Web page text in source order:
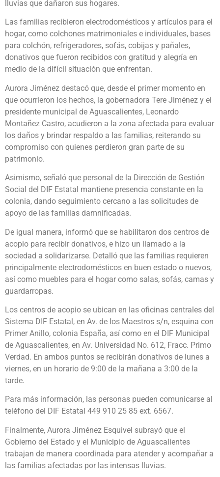
lluvias que dañaron sus hogares.
Las familias recibieron electrodomésticos y artículos para el
hogar, como colchones matrimoniales e individuales, bases
para colchón, refrigeradores, sofás, cobijas y pañales,
donativos que fueron recibidos con gratitud y alegría en
medio de la difícil situación que enfrentan.
Aurora Jiménez destacó que, desde el primer momento en
que ocurrieron los hechos, la gobernadora Tere Jiménez y el
presidente municipal de Aguascalientes, Leonardo
Montañez Castro, acudieron a la zona afectada para evaluar
los daños y brindar respaldo a las familias, reiterando su
compromiso con quienes perdieron gran parte de su
patrimonio.
Asimismo, señaló que personal de la Dirección de Gestión
Social del DIF Estatal mantiene presencia constante en la
colonia, dando seguimiento cercano a las solicitudes de
apoyo de las familias damnificadas.
De igual manera, informó que se habilitaron dos centros de
acopio para recibir donativos, e hizo un llamado a la
sociedad a solidarizarse. Detalló que las familias requieren
principalmente electrodomésticos en buen estado o nuevos,
así como muebles para el hogar como salas, sofás, camas y
guardarropas.
Los centros de acopio se ubican en las oficinas centrales del
Sistema DIF Estatal, en Av. de los Maestros s/n, esquina con
Primer Anillo, colonia España, así como en el DIF Municipal
de Aguascalientes, en Av. Universidad No. 612, Fracc. Primo
Verdad. En ambos puntos se recibirán donativos de lunes a
viernes, en un horario de 9:00 de la mañana a 3:00 de la
tarde.
Para más información, las personas pueden comunicarse al
teléfono del DIF Estatal 449 910 25 85 ext. 6567.
Finalmente, Aurora Jiménez Esquivel subrayó que el
Gobierno del Estado y el Municipio de Aguascalientes
trabajan de manera coordinada para atender y acompañar a
las familias afectadas por las intensas lluvias.